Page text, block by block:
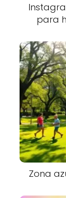
para
Zona